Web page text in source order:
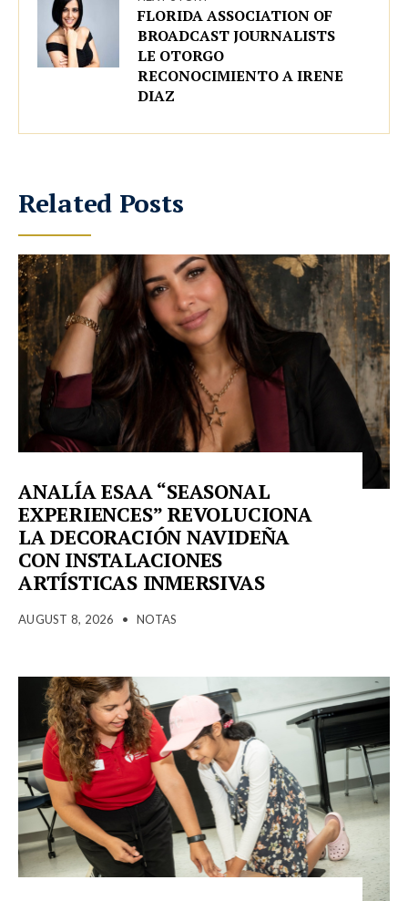
FLORIDA ASSOCIATION OF
BROADCAST JOURNALISTS
LE OTORGO
RECONOCIMIENTO A IRENE
DIAZ
Related Posts
ANALÍA ESAA “SEASONAL
EXPERIENCES” REVOLUCIONA
LA DECORACIÓN NAVIDEÑA
CON INSTALACIONES
ARTÍSTICAS INMERSIVAS
AUGUST 8, 2026 • NOTAS